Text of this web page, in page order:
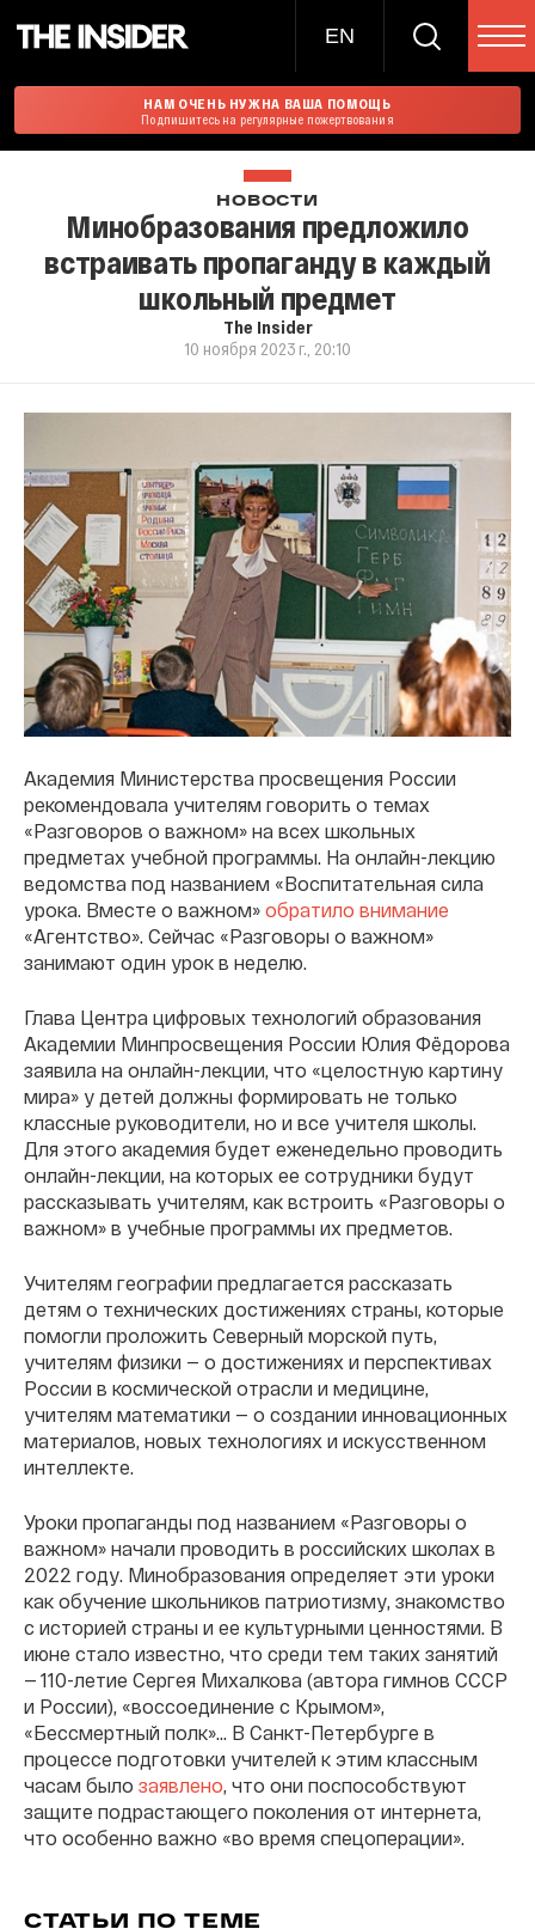
EN
НАМ ОЧЕНЬ НУЖНА ВАША ПОМОЩЬ
Подпишитесь на регулярные пожертвования
НОВОСТИ
Минобразования предложило
встраивать пропаганду в каждый
школьный предмет
The Insider
10 ноября 2023 г., 20:10
Академия Министерства просвещения России
рекомендовала учителям говорить о темах
«Разговоров о важном» на всех школьных
предметах учебной программы. На онлайн-лекцию
ведомства под названием «Воспитательная сила
урока. Вместе о важном» обратило внимание
«Агентство». Сейчас «Разговоры о важном»
занимают один урок в неделю.
Глава Центра цифровых технологий образования
Академии Минпросвещения России Юлия Фёдорова
заявила на онлайн-лекции, что «целостную картину
мира» у детей должны формировать не только
классные руководители, но и все учителя школы.
Для этого академия будет еженедельно проводить
онлайн-лекции, на которых ее сотрудники будут
рассказывать учителям, как встроить «Разговоры о
важном» в учебные программы их предметов.
Учителям географии предлагается рассказать
детям о технических достижениях страны, которые
помогли проложить Северный морской путь,
учителям физики — о достижениях и перспективах
России в космической отрасли и медицине,
учителям математики — о создании инновационных
материалов, новых технологиях и искусственном
интеллекте.
Уроки пропаганды под названием «Разговоры о
важном» начали проводить в российских школах в
2022 году. Минобразования определяет эти уроки
как обучение школьников патриотизму, знакомство
с историей страны и ее культурными ценностями. В
июне стало известно, что среди тем таких занятий
— 110-летие Сергея Михалкова (автора гимнов СССР
и России), «воссоединение с Крымом»,
«Бессмертный полк»... В Санкт-Петербурге в
процессе подготовки учителей к этим классным
часам было заявлено, что они поспособствуют
защите подрастающего поколения от интернета,
что особенно важно «во время спецоперации».
СТАТЬИ ПО ТЕМЕ